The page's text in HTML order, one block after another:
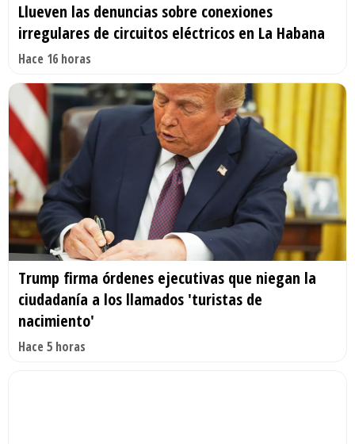
Llueven las denuncias sobre conexiones
irregulares de circuitos eléctricos en La Habana
Hace 16 horas
Trump firma órdenes ejecutivas que niegan la
ciudadanía a los llamados 'turistas de
nacimiento'
Hace 5 horas